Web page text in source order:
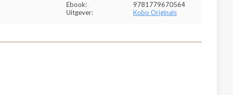
Ebook:
9781779670564
Uitgever:
Kobo Originals